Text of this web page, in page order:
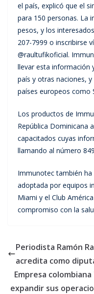
el país, explicó que el
para 150 personas. La
pesos, y los
207-7999 o inscribirse
@raultufikoficial.
llevar esta información
país y otras naciones,
países europeos como
Los productos de
República Dominicana
capacitados cuyas
llamando al número
Immunotec también
adoptada por equipos
Miami y el Club
compromiso con la
Periodista Ramón
acredita como
Empresa
expandir sus